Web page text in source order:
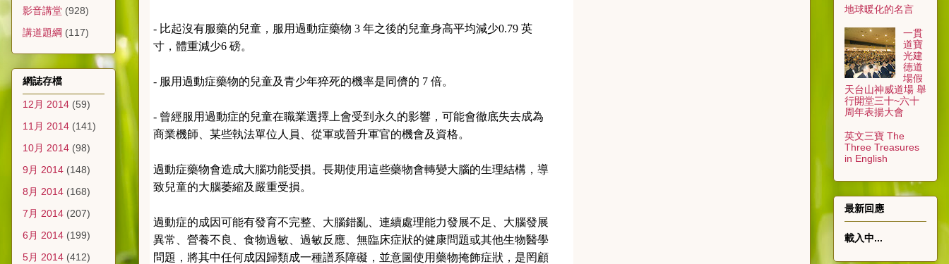
- 比起沒有服藥的兒童，服用過動症藥物 3 年之後的兒童身高平均減少0.79 英
寸，體重減少6 磅。
- 服用過動症藥物的兒童及青少年猝死的機率是同儕的 7 倍。
- 曾經服用過動症的兒童在職業選擇上會受到永久的影響，可能會徹底失去成為
商業機師、某些執法單位人員、從軍或晉升軍官的機會及資格。
過動症藥物會造成大腦功能受損。長期使用這些藥物會轉變大腦的生理結構，導
致兒童的大腦萎縮及嚴重受損。
過動症的成因可能有發育不完整、大腦錯亂、連續處理能力發展不足、大腦發展
異常、營養不良、食物過敏、過敏反應、無臨床症狀的健康問題或其他生物醫學
問題，將其中任何成因歸類成一種譜系障礙，並意圖使用藥物掩飾症狀，是罔顧
影音講堂 (928)
講道題綱 (117)
網誌存檔
12月 2014 (59)
11月 2014 (141)
10月 2014 (98)
9月 2014 (148)
8月 2014 (168)
7月 2014 (207)
6月 2014 (199)
5月 2014 (412)
地球暖化的名言
一貫
道寶
光建
德道
場假
天台山神威道場 舉
行開堂三十~六十
周年表揚大會
英文三寶 The
Three Treasures
in English
最新回應
載入中...